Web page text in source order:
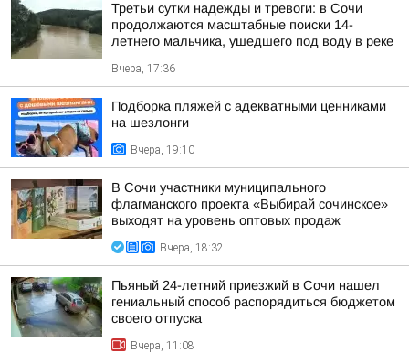
Третьи сутки надежды и тревоги: в Сочи
продолжаются масштабные поиски 14-
летнего мальчика, ушедшего под воду в реке
Вчера, 17:36
Подборка пляжей с адекватными ценниками
на шезлонги
Вчера, 19:10
В Сочи участники муниципального
флагманского проекта «Выбирай сочинское»
выходят на уровень оптовых продаж
Вчера, 18:32
Пьяный 24-летний приезжий в Сочи нашел
гениальный способ распорядиться бюджетом
своего отпуска
Вчера, 11:08